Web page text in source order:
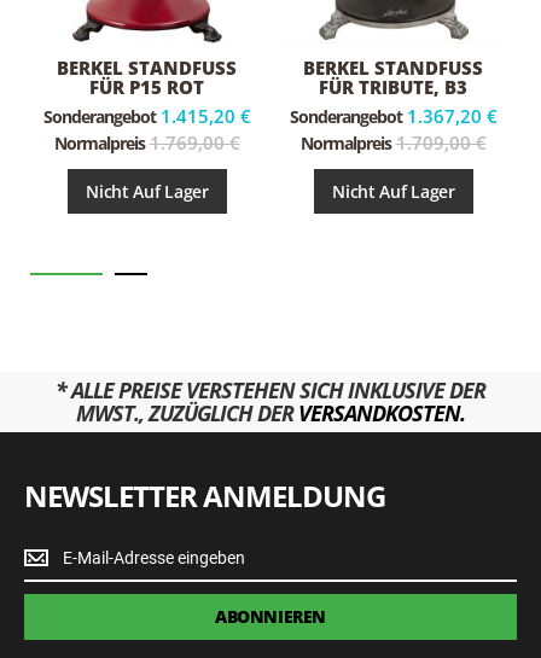
BERKEL STANDFUSS F
ÜR P15 ROT
Sonderangebot 1.415,20 €
Normalpreis 1.769,00 €
Nicht Auf Lager
BERKEL STANDFUSS F
ÜR TRIBUTE, B3 S
CHWARZ
Sonderangebot 1.367,20 €
Normalpreis 1.709,00 €
Nicht Auf Lager
* ALLE PREISE VERSTEHEN SICH INKLUSIVE DER
MWST., ZUZÜGLICH DERVERSANDKOSTEN.
NEWSLETTER ANMELDUNG
Newsletter
Anmeldung
ABONNIEREN